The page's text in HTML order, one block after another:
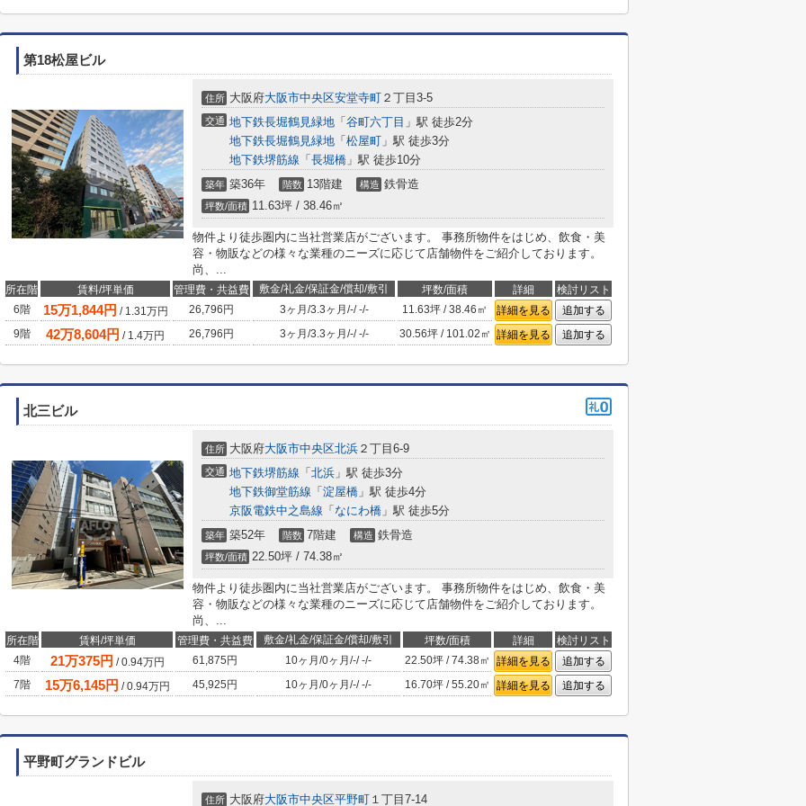
第18松屋ビル
住所 大阪府大阪市中央区安堂寺町 ２丁目3-5
交通 地下鉄長堀鶴見緑地 「 谷町六丁目 」駅 徒歩2分
地下鉄長堀鶴見緑地 「 松屋町 」駅 徒歩3分
地下鉄堺筋線 「 長堀橋 」駅 徒歩10分
築年 築36年 階数 13階建 構造 鉄骨造
坪数/面積 11.63坪 / 38.46㎡
物件より徒歩圏内に当社営業店がございます。 事務所物件をはじめ、飲食・美
容・物販などの様々な業種のニーズに応じて店舗物件をご紹介しております。
尚、...
所在階 賃料/坪単価 管理費・共益費 敷金/礼金/保証金/償却/敷引 坪数/面積 詳細
検討リスト
6階
15万1,844円 / 1.31万円 26,796円 3ヶ月 /3.3ヶ月 /-/-/- 11.63坪 / 38.46㎡ 詳細を見る
追加する
9階
42万8,604円 / 1.4万円 26,796円 3ヶ月 /3.3ヶ月 /-/-/- 30.56坪 / 101.02㎡ 詳細を見る 追加する
北三ビル
住所 大阪府大阪市中央区北浜 ２丁目6-9
交通 地下鉄堺筋線 「 北浜 」駅 徒歩3分
地下鉄御堂筋線 「 淀屋橋 」駅 徒歩4分
京阪電鉄中之島線 「 なにわ橋 」駅 徒歩5分
築年 築52年 階数 7階建 構造 鉄骨造
坪数/面積 22.50坪 / 74.38㎡
物件より徒歩圏内に当社営業店がございます。 事務所物件をはじめ、飲食・美
容・物販などの様々な業種のニーズに応じて店舗物件をご紹介しております。
尚、...
所在階 賃料/坪単価 管理費・共益費 敷金/礼金/保証金/償却/敷引 坪数/面積 詳細
検討リスト
4階
21万375円 /0.94万円 61,875円 10ヶ月 /0ヶ月 /-/-/- 22.50坪 / 74.38㎡ 詳細を見る
追加する
7階
15万6,145円 /0.94万円 45,925円 10ヶ月 /0ヶ月 /-/-/- 16.70坪 / 55.20㎡ 詳細を見る 追加する
平野町グランドビル
住所 大阪府大阪市中央区平野町 １丁目7-14